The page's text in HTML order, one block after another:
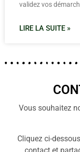
validez vos
LIRE LA SUITE »
Vous souhaitez
Cliquez ci-